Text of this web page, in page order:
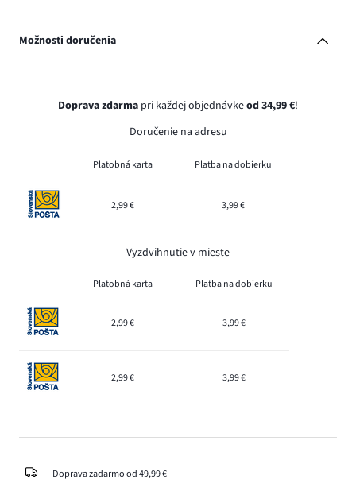
Možnosti doručenia
Doprava zdarma pri každej objednávkeod 34,99 €!
Doručenie na adresu
Platobná karta Platba na dobierku
2,99 € 3,99 €
Vyzdvihnutie v mieste
Platobná karta Platba na dobierku
2,99 € 3,99 €
2,99 € 3,99 €
Doprava zadarmo od 49,99 €